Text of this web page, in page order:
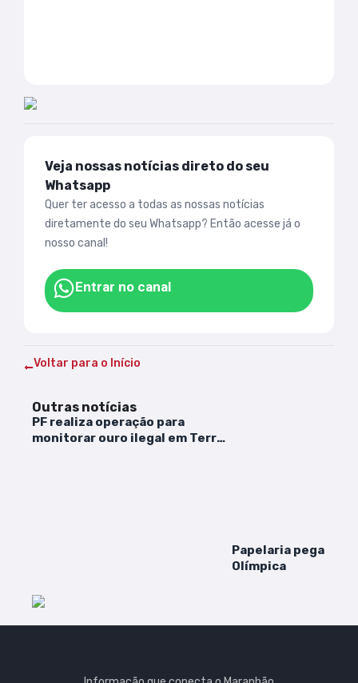
Veja nossas notícias direto do seu
Whatsapp
Quer ter acesso a todas as nossas notícias
diretamente do seu Whatsapp? Então acesse já o
nosso canal!
Entrar no canal
Voltar para o Início
Outras notícias
PF realiza operação para
monitorar ouro ilegal em Terra
Papelaria pega
Olímpica